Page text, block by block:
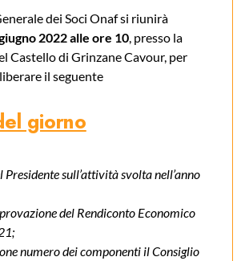
dei Soci Onaf si riunirà
2022 alle ore 10 , presso la
Castello di Grinzane Cavour, per
il seguente
giorno
Presidente sull’attività svolta nell’anno
del Rendiconto Economico
numero dei componenti il Consiglio